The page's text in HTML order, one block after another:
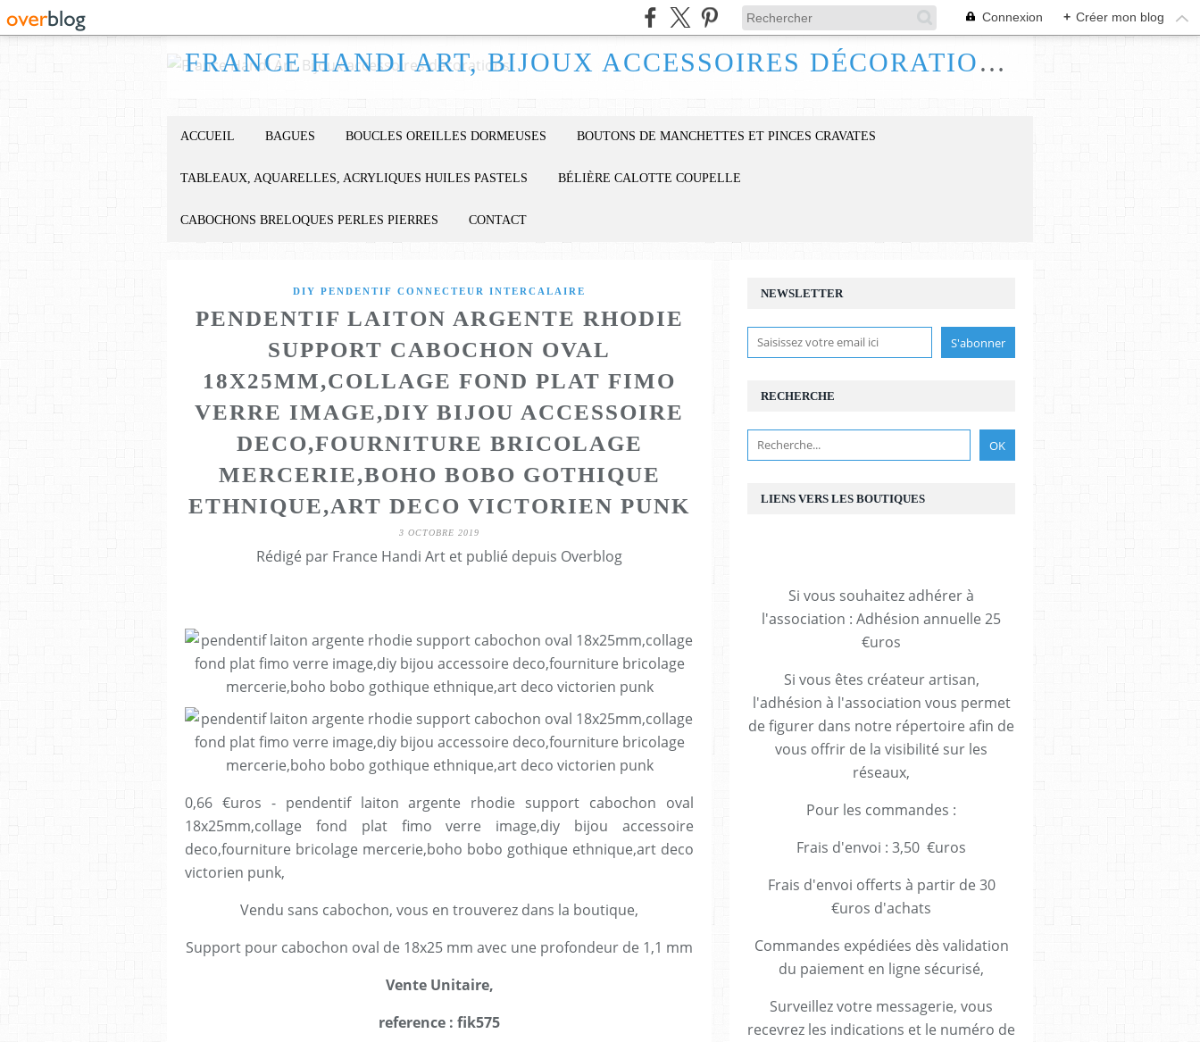
Connexion + Créer mon blog
FRANCE HANDI ART, BIJOUX ACCESSOIRES DÉCORATIONS
ACCUEIL BAGUES BOUCLES OREILLES DORMEUSES BOUTONS DE MANCHETTES ET PINCES CRAVATES
TABLEAUX, AQUARELLES, ACRYLIQUES HUILES PASTELS BÉLIÈRE CALOTTE COUPELLE
CABOCHONS BRELOQUES PERLES PIERRES CONTACT
DIY PENDENTIF CONNECTEUR INTERCALAIRE
PENDENTIF LAITON ARGENTE RHODIE
SUPPORT CABOCHON OVAL
18X25MM,COLLAGE FOND PLAT FIMO
VERRE IMAGE,DIY BIJOU ACCESSOIRE
DECO,FOURNITURE BRICOLAGE
MERCERIE,BOHO BOBO GOTHIQUE
ETHNIQUE,ART DECO VICTORIEN PUNK
3 OCTOBRE 2019
Rédigé par France Handi Art et publié depuis Overblog
0,66 €uros - pendentif laiton argente rhodie support cabochon oval
18x25mm,collage fond plat fimo verre image,diy bijou accessoire
deco,fourniture bricolage mercerie,boho bobo gothique ethnique,art deco
victorien punk,
Vendu sans cabochon, vous en trouverez dans la boutique,
Support pour cabochon oval de 18x25 mm avec une profondeur de 1,1 mm
Vente Unitaire,
reference : fik575
NEWSLETTER
RECHERCHE
LIENS VERS LES BOUTIQUES
Si vous souhaitez adhérer à
l'association : Adhésion annuelle 25
€uros
Si vous êtes créateur artisan,
l'adhésion à l'association vous permet
de figurer dans notre répertoire afin de
vous offrir de la visibilité sur les
réseaux,
Pour les commandes :
Frais d'envoi : 3,50 €uros
Frais d'envoi offerts à partir de 30
€uros d'achats
Commandes expédiées dès validation
du paiement en ligne sécurisé,
Surveillez votre messagerie, vous
recevrez les indications et le numéro de